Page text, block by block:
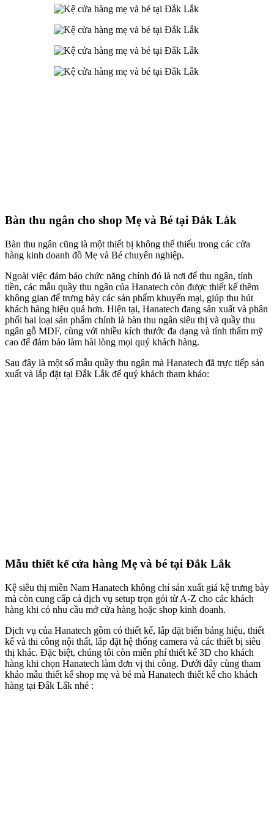
Bàn thu ngân cho shop Mẹ và Bé tại Đắk Lắk
Bàn thu ngân cũng là một thiết bị không thể thiếu trong các cửa
hàng kinh doanh đồ Mẹ và Bé chuyên nghiệp.
Ngoài việc đảm bảo chức năng chính đó là nơi để thu ngân, tính
tiền, các mẫu quầy thu ngân của Hanatech còn được thiết kế thêm
không gian để trưng bày các sản phẩm khuyến mại, giúp thu hút
khách hàng hiệu quả hơn. Hiện tại, Hanatech đang sản xuất và phân
phối hai loại sản phẩm chính là bàn thu ngân siêu thị và quầy thu
ngân gỗ MDF, cùng với nhiều kích thước đa dạng và tính thẩm mỹ
cao để đảm bảo làm hài lòng mọi quý khách hàng.
Sau đây là một số mẫu quầy thu ngân mà Hanatech đã trực tiếp sản
xuất và lắp đặt tại Đắk Lắk để quý khách tham khảo:
Mẫu thiết kế cửa hàng Mẹ và bé tại Đắk Lắk
Kệ siêu thị miền Nam Hanatech không chỉ sản xuất giá kệ trưng bày
mà còn cung cấp cả dịch vụ setup trọn gói từ A-Z cho các khách
hàng khi có nhu cầu mở cửa hàng hoặc shop kinh doanh.
Dịch vụ của Hanatech gồm có thiết kế, lắp đặt biển bảng hiệu, thiết
kế và thi công nội thất, lắp đặt hệ thống camera và các thiết bị siêu
thị khác. Đặc biệt, chúng tôi còn miễn phí thiết kế 3D cho khách
hàng khi chọn Hanatech làm đơn vị thi công. Dưới đây cùng tham
khảo mẫu thiết kế shop mẹ và bé mà Hanatech thiết kế cho khách
hàng tại Đắk Lắk nhé :